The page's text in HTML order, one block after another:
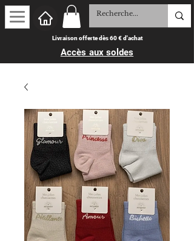
Livraison offerte dès 60 € d'achat
Accès aux soldes